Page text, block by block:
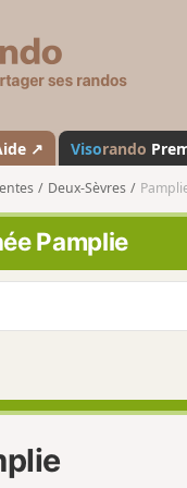
s
a
n
d
o
↗ Visorando
Deux-Sèvres
Pamplie